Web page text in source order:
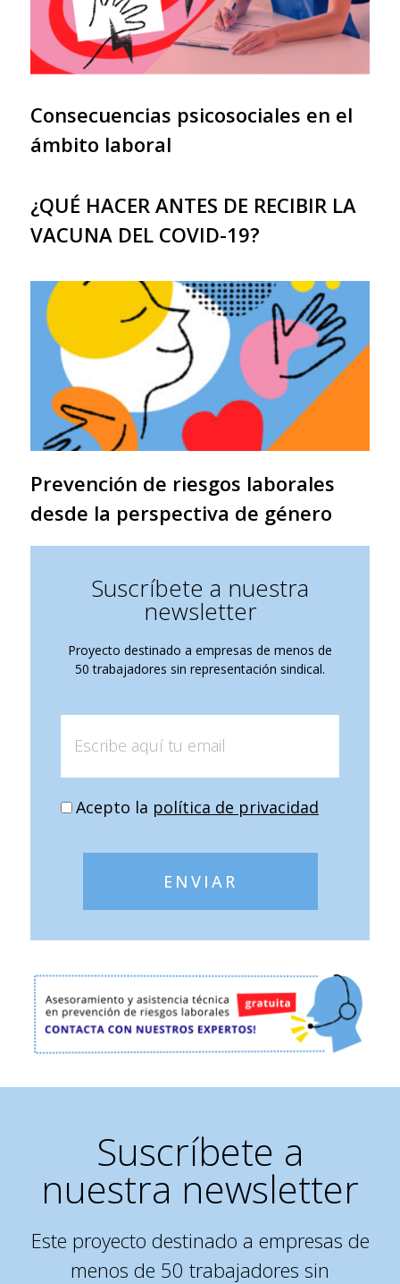
Consecuencias psicosociales en el
ámbito laboral
¿QUÉ HACER ANTES DE RECIBIR LA
VACUNA DEL COVID-19?
Prevención de riesgos laborales
desde la perspectiva de género
Suscríbete a nuestra
newsletter
Proyecto destinado a empresas de menos de
50 trabajadores sin representación sindical.
Acepto la política de privacidad
ENVIAR
Suscríbete a
nuestra newsletter
Este proyecto destinado a empresas de
menos de 50 trabajadores sin